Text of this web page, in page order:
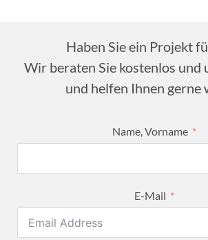
Haben Sie ein Projekt
Wir beraten Sie kostenlos und
und helfen Ihnen gerne
Name, Vorname
E-Mail